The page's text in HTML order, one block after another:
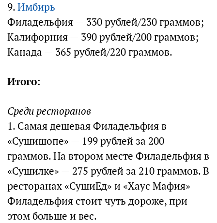
9.Имбирь
Филадельфия — 330 рублей/230 граммов;
Калифорния — 390 рублей/200 граммов;
Канада — 365 рублей/220 граммов.
Итого:
Среди ресторанов
1. Самая дешевая Филадельфия в
«Сушишопе» — 199 рублей за 200
граммов. На втором месте Филадельфия в
«Сушилке» — 275 рублей за 210 граммов. В
ресторанах «СушиЕд» и «Хаус Мафия»
Филадельфия стоит чуть дороже, при
этом больше и вес.